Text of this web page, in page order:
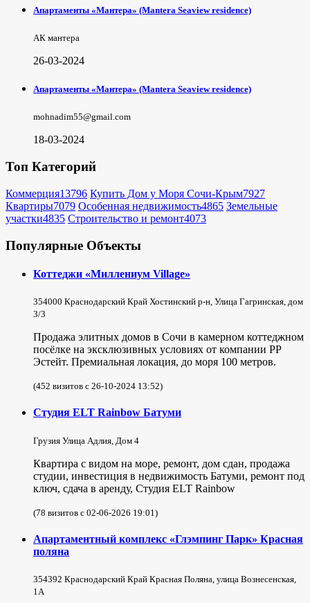
Апартаменты «Мантера» (Mantera Seaview rеsidence)
АК мантера
26-03-2024
Апартаменты «Мантера» (Mantera Seaview rеsidence)
mohnadim55@gmail.com
18-03-2024
Топ Категорий
Коммерция13796 Купить Дом у Моря Сочи-Крым7927
Квартиры7079 Особенная недвижимость4865 Земельные
участки4835 Строительство и ремонт4073
Популярные Объекты
Коттеджи «Миллениум Village»
354000 Краснодарский Край Хостинский р-н, Улица Гагринская, дом
3/3
Продажа элитных домов в Сочи в камерном коттеджном
посёлке на эксклюзивных условиях от компании РР
Эстейт. Премиальная локация, до моря 100 метров.
(452 визитов с 26-10-2024 13:52)
Студия ELT Rainbow Батуми
Грузия Улица Адлия, Дом 4
Квартира с видом на море, ремонт, дом сдан, продажа
студии, инвестиция в недвижимость Батуми, ремонт под
ключ, сдача в аренду, Студия ELT Rainbow
(78 визитов с 02-06-2026 19:01)
Апартаментный комплекс «Глэмпинг Парк» Красная
поляна
354392 Краснодарский Край Красная Поляна, улица Вознесенская,
1А